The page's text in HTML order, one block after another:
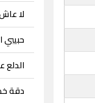
لا
حبيبي
الدلع
دقة